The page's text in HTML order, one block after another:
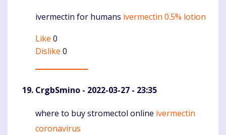
Komentaras
ivermectin for humans ivermectin 0.5% lotion
Like 0
Dislike 0
CrgbSmino - 2022-03-27 - 23:35
Komentaras
where to buy stromectol online ivermectin
coronavirus